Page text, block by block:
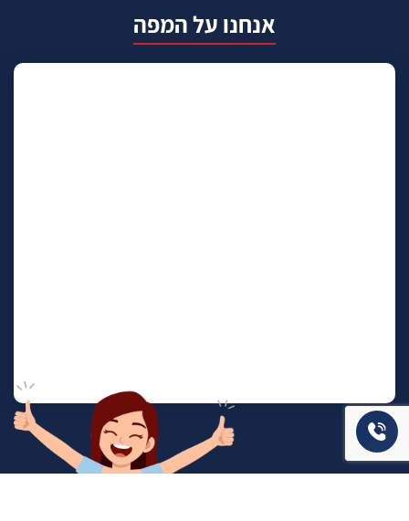
אנחנו על המפה